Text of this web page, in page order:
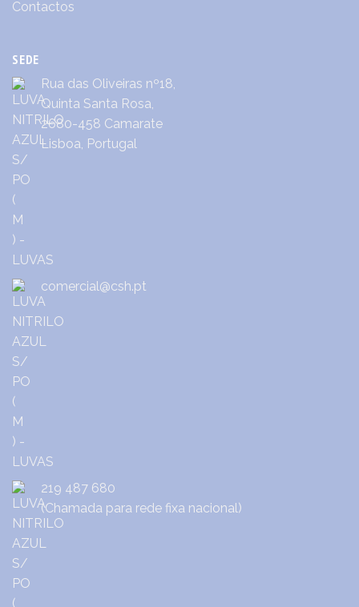
Contactos
SEDE
Rua das Oliveiras nº18,
Quinta Santa Rosa,
2680-458 Camarate
Lisboa, Portugal
comercial@csh.pt
219 487 680
(Chamada para rede fixa nacional)